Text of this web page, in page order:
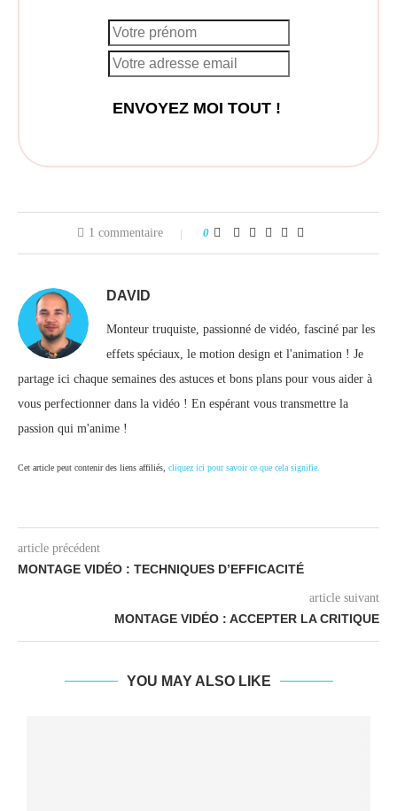
1 commentaire 0
DAVID
Monteur truquiste, passionné de vidéo, fasciné par les
effets spéciaux, le motion design et l'animation ! Je
partage ici chaque semaines des astuces et bons plans pour vous aider à
vous perfectionner dans la vidéo ! En espérant vous transmettre la
passion qui m'anime !
Cet article peut contenir des liens affiliés, cliquez ici pour savoir ce que cela signifie.
article précédent
MONTAGE VIDÉO : TECHNIQUES D’EFFICACITÉ
article suivant
MONTAGE VIDÉO : ACCEPTER LA CRITIQUE
YOU MAY ALSO LIKE